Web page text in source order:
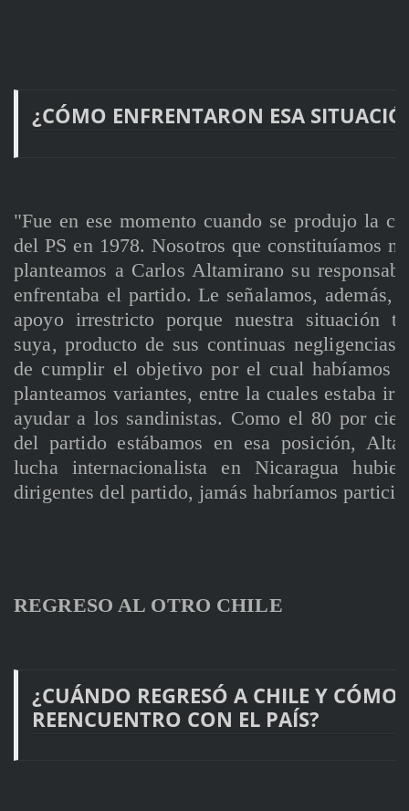
¿CÓMO ENFRENTARON ESA
"Fue en ese momento cuando se produjo la
del PS en 1978. Nosotros que constituíamos
planteamos a Carlos Altamirano su
enfrentaba el partido. Le señalamos, además,
apoyo irrestricto porque nuestra situación
suya, producto de sus continuas
de cumplir el objetivo por el cual habíamos
planteamos variantes, entre la cuales estaba ir
ayudar a los sandinistas. Como el 80 por
del partido estábamos en esa posición,
lucha internacionalista en Nicaragua
dirigentes del partido, jamás habríamos
REGRESO AL OTRO CHILE
¿CUÁNDO REGRESÓ A CHILE Y CÓMO
REENCUENTRO CON EL PAÍS?